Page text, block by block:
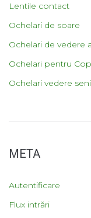
Lentile contact
Ochelari de soare
Ochelari de vedere
Ochelari pentru
Ochelari vedere
META
Autentificare
Flux intrări